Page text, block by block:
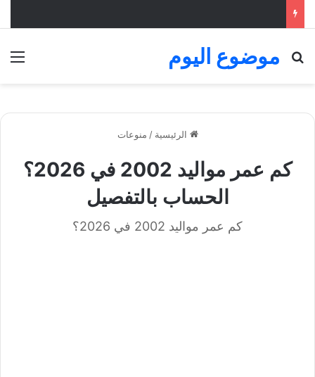
موضوع اليوم
بحث عن
الرئيسية / منوعات
كم عمر مواليد 2002 في 2026؟
الحساب بالتفصيل
كم عمر مواليد 2002 في 2026؟